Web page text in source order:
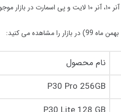
99) در بازار را مشاهده می کنید:
نام محصول
P30 Pro 256GB